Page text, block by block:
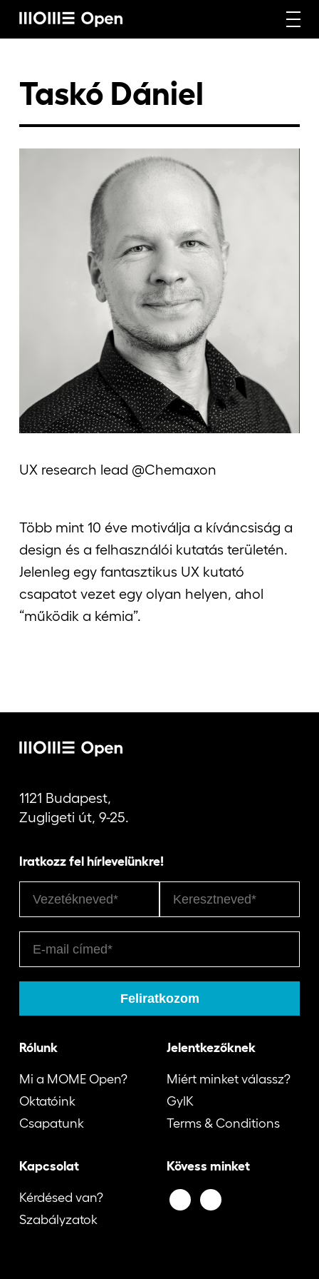
Vállalati képzéseink
Craft képzéseink
Hírek
Jelentkezőknek
Kapcsolat
Taskó Dániel
UX research lead @Chemaxon
Több mint 10 éve motiválja a kíváncsiság a
design és a felhasználói kutatás területén.
Jelenleg egy fantasztikus UX kutató
csapatot vezet egy olyan helyen, ahol
“működik a kémia”.
1121 Budapest,
Zugligeti út, 9-25.
Iratkozz fel hírlevelünkre!
Rólunk
Mi a MOME Open?
Oktatóink
Csapatunk
Jelentkezőknek
Miért minket válassz?
GyIK
Terms & Conditions
Kapcsolat
Kérdésed van?
Szabályzatok
Kövess minket